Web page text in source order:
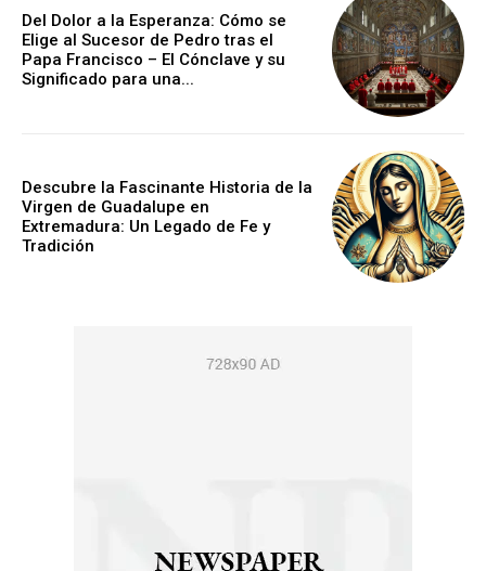
Del Dolor a la Esperanza: Cómo se
Elige al Sucesor de Pedro tras el
Papa Francisco – El Cónclave y su
Significado para una...
Descubre la Fascinante Historia de la
Virgen de Guadalupe en
Extremadura: Un Legado de Fe y
Tradición